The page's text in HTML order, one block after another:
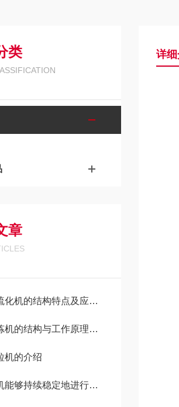
类
章
机的结构特点及应用领域
的结构与工作原理全解析
机的介绍
持续稳定地进行大规模生产
详